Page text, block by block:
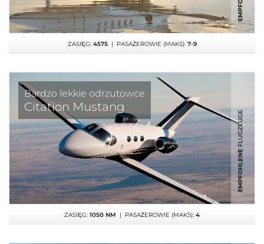
ZASIĘG: 4575| PASAŻEROWIE (MAKS): 7-9
Bardzo lekkie odrzutowce
Citation Mustang
ZASIĘG: 1050 NM | PASAŻEROWIE (MAKS): 4